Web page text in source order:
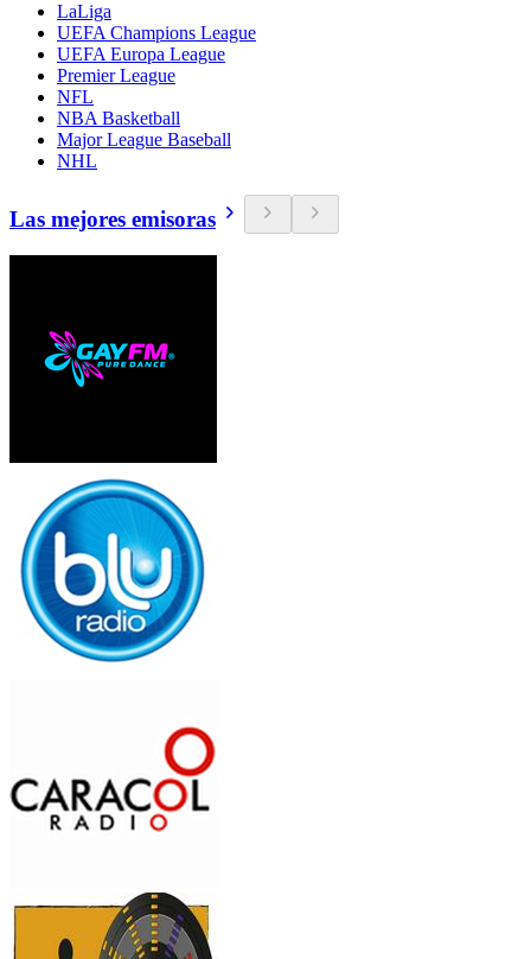
LaLiga
UEFA Champions League
UEFA Europa League
Premier League
NFL
NBA Basketball
Major League Baseball
NHL
Las mejores emisoras